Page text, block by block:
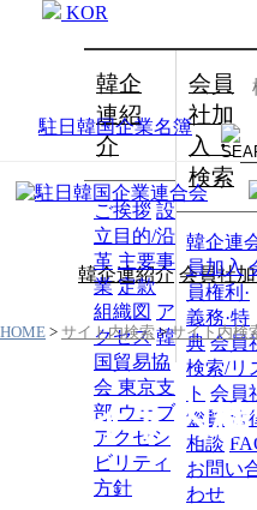
韓企
連紹
介
ご挨拶 設
立目的/沿
革 主要事
業 定款
組織図 ア
クセス 韓
国貿易協
会 東京支
部 ウェブ
アクセシ
ビリティ
方針
会員
社加
入・
検索
韓企連
員加入
員権利·
義務·特
典 会員
検索/リ
ト 会員
総覧
法
相談
お問い
わせ
駐日韓国企業名簿
KOR
韓企連紹介 会員社
HOME > サイト内検索>サイト内検
サイト内